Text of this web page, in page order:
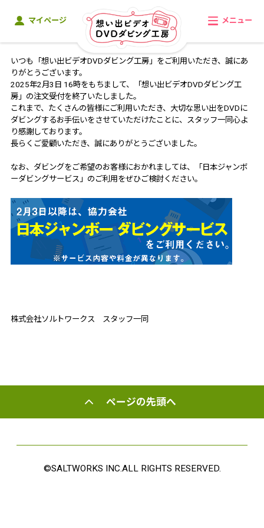
マイページ メニュー
お知らせ
いつも「想い出ビデオDVDダビング工房」をご利用いただき、誠にあ
りがとうございます。
2025年2月3日 16時をもちまして、「想い出ビデオDVDダビング工
房」の注文受付を終了いたしました。
これまで、たくさんの皆様にご利用いただき、大切な思い出をDVDに
ダビングするお手伝いをさせていただけたことに、スタッフ一同心よ
り感謝しております。
長らくご愛顧いただき、誠にありがとうございました。
なお、ダビングをご希望のお客様におかれましては、「日本ジャンボ
ーダビングサービス」のご利用をぜひご検討ください。
株式会社ソルトワークス スタッフ一同
ページの先頭へ
©SALTWORKS INC.ALL RIGHTS RESERVED.